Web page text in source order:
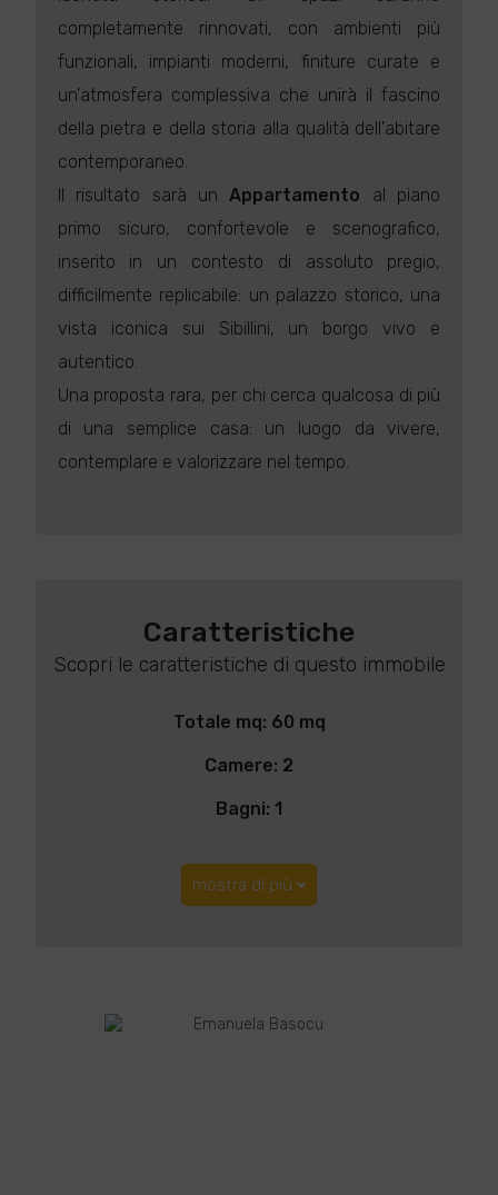
completamente rinnovati, con ambienti più
funzionali, impianti moderni, finiture curate e
un'atmosfera complessiva che unirà il fascino
della pietra e della storia alla qualità dell'abitare
contemporaneo.
Il risultato sarà unAppartamento al piano
primo sicuro, confortevole e scenografico,
inserito in un contesto di assoluto pregio,
difficilmente replicabile: un palazzo storico, una
vista iconica sui Sibillini, un borgo vivo e
autentico.
Una proposta rara, per chi cerca qualcosa di più
di una semplice casa: un luogo da vivere,
contemplare e valorizzare nel tempo.
Caratteristiche
Scopri le caratteristiche di questo immobile
Totale mq: 60 mq
Camere: 2
Bagni: 1
mostra di più